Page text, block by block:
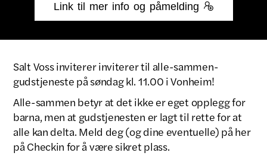
Link til mer info og påmelding 
Salt Voss inviterer inviterer til alle-sammen-
gudstjeneste på søndag kl. 11.00 i Vonheim!
Alle-sammen betyr at det ikke er eget opplegg for
barna, men at gudstjenesten er lagt til rette for at
alle kan delta. Meld deg (og dine eventuelle) på her
på Checkin for å være sikret plass.